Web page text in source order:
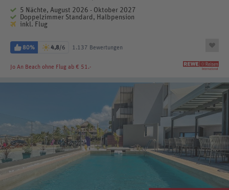
5 Nächte, August 2026 - Oktober 2027
Doppelzimmer Standard, Halbpension
inkl. Flug
80% 4,8/6 1.137 Bewertungen
Jo An Beach ohne Flug ab € 51.-